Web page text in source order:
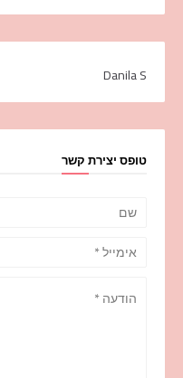
Danila S
טופס יצירת קשר